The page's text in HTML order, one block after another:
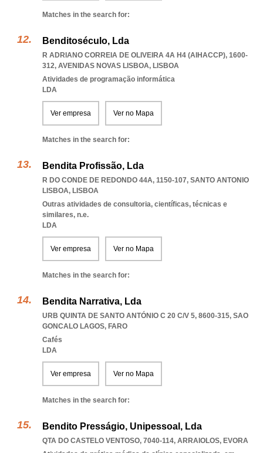
Matches in the search for:
Benditoséculo, Lda
R ADRIANO CORREIA DE OLIVEIRA 4A H4 (AIHACCP), 1600-
312, AVENIDAS NOVAS LISBOA, LISBOA
Atividades de programação informática
LDA
Ver empresa Ver no Mapa
Matches in the search for:
Bendita Profissão, Lda
R DO CONDE DE REDONDO 44A, 1150-107, SANTO ANTONIO
LISBOA, LISBOA
Outras atividades de consultoria, científicas, técnicas e
similares, n.e.
LDA
Ver empresa Ver no Mapa
Matches in the search for:
Bendita Narrativa, Lda
URB QUINTA DE SANTO ANTÓNIO C 20 C/V 5, 8600-315, SAO
GONCALO LAGOS, FARO
Cafés
LDA
Ver empresa Ver no Mapa
Matches in the search for:
Bendito Presságio, Unipessoal, Lda
QTA DO CASTELO VENTOSO, 7040-114, ARRAIOLOS, EVORA